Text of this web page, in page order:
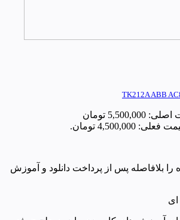
TK212A ABB
قیمت اصلی: 5,500,000 تومان
فعلی: 4,500,000 تومان.
بلافاصله پس از پرداخت دانلود و آموزش
ای